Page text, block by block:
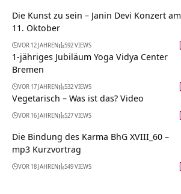
Die Kunst zu sein – Janin Devi Konzert am
11. Oktober
VOR 12 JAHREN 592 VIEWS
1-jähriges Jubiläum Yoga Vidya Center
Bremen
VOR 17 JAHREN 532 VIEWS
Vegetarisch – Was ist das? Video
VOR 16 JAHREN 527 VIEWS
Die Bindung des Karma BhG XVIII_60 –
mp3 Kurzvortrag
VOR 18 JAHREN 549 VIEWS